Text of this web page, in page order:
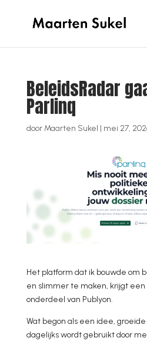
BeleidsRadar
Parlinq
door Maarten Sukel | mei 27,
Het platform dat ik bouwde om
en slimmer te maken, krijgt een
onderdeel van Publyon.
Wat begon als een idee,
dagelijks wordt gebruikt door